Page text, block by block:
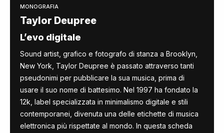
MONOGRAFIA
Taylor Deupree
L’evo digitale
Sound artist, grafico e fotografo di stanza a Brooklyn,
New York, Taylor Deupree è passato attraverso tanti
pseudonimi per pubblicare la sua musica, prima di
usare il suo nome di battesimo. Nel 1997 ha fondato la
12k, label specializzata in minimalismo digitale e stili
contemporanei, divenuta una delle etichette di musica
elettronica più rispettate al mondo. In questa scheda